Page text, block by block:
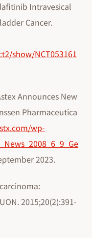
Intravesical
Cancer.
show/NCT053161
Announces New
Pharmaceutica
wp-
2023.
2015;20(2):391-